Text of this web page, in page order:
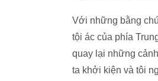
Với những bằng
tội ác của phía
quay lại những
ta khởi kiện và tôi